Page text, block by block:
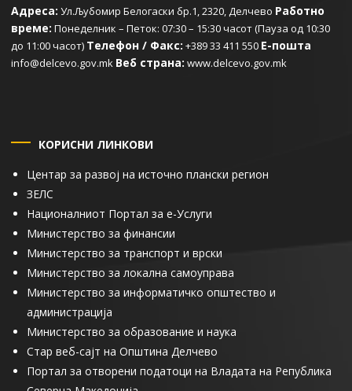
Адреса: Ул.Љубомир Белогаски бр.1, 2320, Делчево Работно
време: Понеделник – Петок: 07:30 – 15:30 часот (Пауза од 10:30
до 11:00 часот) Телефон / Факс: +389 33 411 550 Е-пошта
info@delcevo.gov.mk Веб страна: www.delcevo.gov.mk
КОРИСНИ ЛИНКОВИ
Центар за развој на источно плански регион
ЗЕЛС
Националниот Портал за е-Услуги
Министерство за финансии
Министерство за транспорт и врски
Министерство за локална самоуправа
Министерство за информатичко општество и
администрација
Министерство за образование и наука
Стар веб-сајт на Општина Делчево
Портал за отворени податоци на Владата на Република